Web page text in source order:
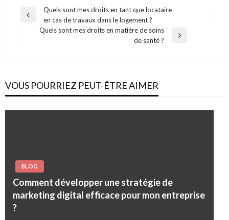
Navigation
Previous
Quels sont mes droits en tant que locataire
en cas de travaux dans le logement ?
Quels sont mes droits en matière de soins
de santé ?
VOUS POURRIEZ PEUT-ÊTRE AIMER
BLOG
Comment développer une stratégie de
marketing digital efficace pour mon entreprise
?